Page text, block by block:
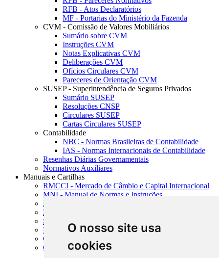
O nosso site usa
cookies
RFB - Atos Declaratórios
MF - Portarias do Ministério da Fazenda
CVM - Comissão de Valores Mobiliários
Sumário sobre CVM
Instruções CVM
Notas Explicativas CVM
Deliberações CVM
Ofícios Circulares CVM
Pareceres de Orientação CVM
SUSEP - Superintendência de Seguros Privados
Sumário SUSEP
Resoluções CNSP
Circulares SUSEP
Cartas Circulares SUSEP
Contabilidade
NBC - Normas Brasileiras de Contabilidade
IAS - Normas Internacionais de Contabilidade
Resenhas Diárias Governamentais
Normativos Auxiliares
Manuais e Cartilhas
RMCCI - Mercado de Câmbio e Capital Internacional
MNI - Manual de Normas e Instruções
MTVM - Manual de Títulos e Valores Mobiliários
MCR - Manual de Crédito Rural
SISORF - Manual de Organização do SFN
MASUP - Manual de Supervisão Bancária
CADOC - Catálogo de Documentos
CNAE-CONCLA - Classificação Nacional de